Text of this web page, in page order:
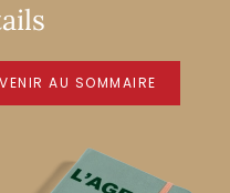
AU SOMMAIRE